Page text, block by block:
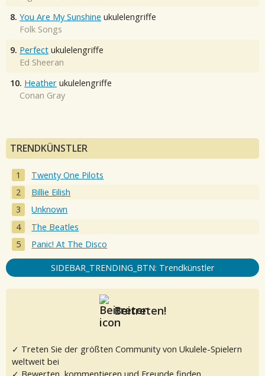
8. You Are My Sunshine ukulelengriffe
Folk Songs
9. Perfect ukulelengriffe
Ed Sheeran
10. Heather ukulelengriffe
Conan Gray
TRENDKÜNSTLER
Twenty One Pilots
Billie Eilish
Unknown
The Beatles
Panic! At The Disco
SIDEBAR_TRENDING_BTN: Trendkünstler
Beitreten!
✓ Treten Sie der größten Community von Ukulele-Spielern
weltweit bei